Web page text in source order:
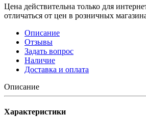
Цена действительна только для
отличаться от цен в розничных
Описание
Отзывы
Задать вопрос
Наличие
Доставка и оплата
Описание
Характеристики